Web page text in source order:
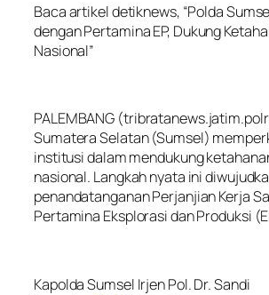
Baca artikel detiknews, “Polda
dengan Pertamina EP, Dukung
Nasional”
PALEMBANG
Sumatera Selatan (Sumsel)
institusi dalam mendukung
nasional. Langkah nyata ini
penandatanganan Perjanjian Kerja
Pertamina Eksplorasi dan Produksi
Kapolda Sumsel Irjen Pol. Dr. Sandi